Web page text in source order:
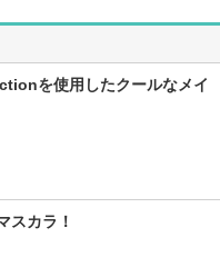
を使用したクールなメイ
スカラ！